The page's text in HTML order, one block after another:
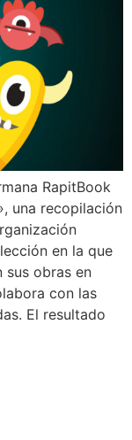
RapitBook
una recopilación
en la que
obras en
con las
El resultado